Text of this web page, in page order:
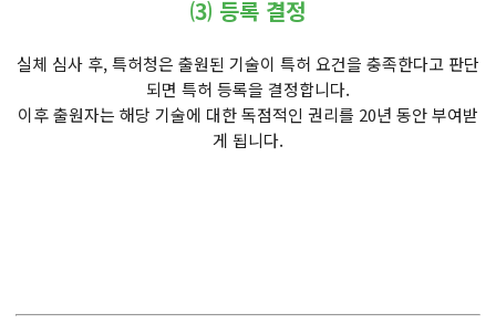
⑶ 등록 결정
실체 심사 후, 특허청은 출원된 기술이 특허 요건을 충족한다고 판단
되면 특허 등록을 결정합니다.
이후 출원자는 해당 기술에 대한 독점적인 권리를 20년 동안 부여받
게 됩니다.